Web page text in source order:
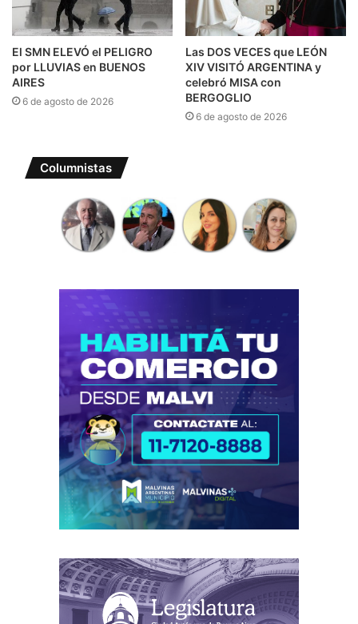
El SMN ELEVÓ el PELIGRO
por LLUVIAS en BUENOS
AIRES
6 de agosto de 2026
Las DOS VECES que LEÓN
XIV VISITÓ ARGENTINA y
celebró MISA con
BERGOGLIO
6 de agosto de 2026
Columnistas